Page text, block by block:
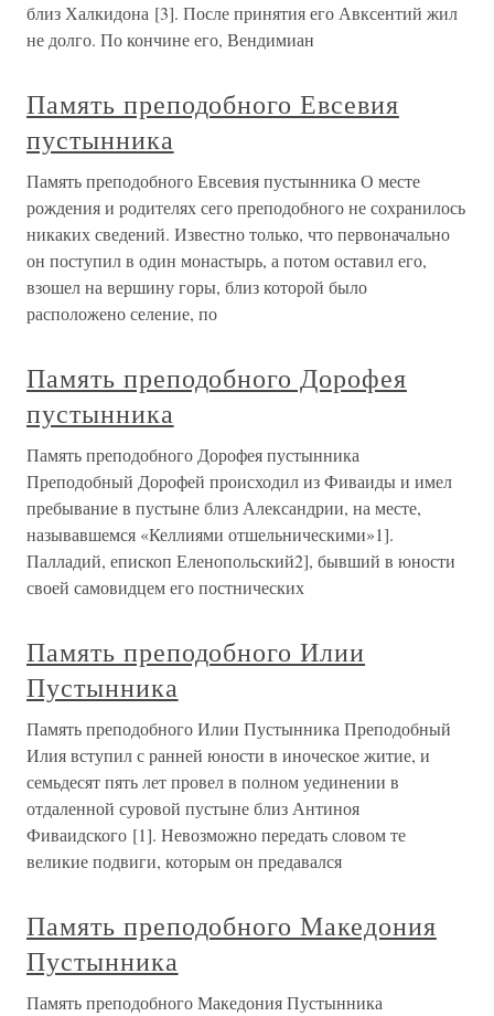
близ Халкидона [3]. После принятия его Авксентий жил
не долго. По кончине его, Вендимиан
Память преподобного Евсевия
пустынника
Память преподобного Евсевия пустынника О месте
рождения и родителях сего преподобного не сохранилось
никаких сведений. Известно только, что первоначально
он поступил в один монастырь, а потом оставил его,
взошел на вершину горы, близ которой было
расположено селение, по
Память преподобного Дорофея
пустынника
Память преподобного Дорофея пустынника
Преподобный Дорофей происходил из Фиваиды и имел
пребывание в пустыне близ Александрии, на месте,
называвшемся «Келлиями отшельническими»1].
Палладий, епископ Еленопольский2], бывший в юности
своей самовидцем его постнических
Память преподобного Илии
Пустынника
Память преподобного Илии Пустынника Преподобный
Илия вступил с ранней юности в иноческое житие, и
семьдесят пять лет провел в полном уединении в
отдаленной суровой пустыне близ Антиноя
Фиваидского [1]. Невозможно передать словом те
великие подвиги, которым он предавался
Память преподобного Македония
Пустынника
Память преподобного Македония Пустынника